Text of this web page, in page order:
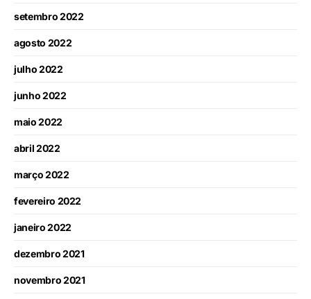
setembro 2022
agosto 2022
julho 2022
junho 2022
maio 2022
abril 2022
março 2022
fevereiro 2022
janeiro 2022
dezembro 2021
novembro 2021